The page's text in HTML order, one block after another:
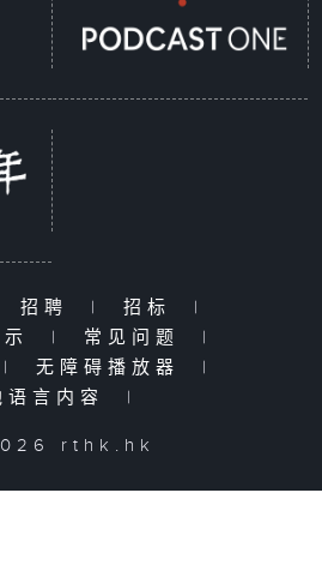
招聘 | 招标
|
示
| 常见问题
|
| 无障碍播放器
|
语言内容
|
rthk.hk